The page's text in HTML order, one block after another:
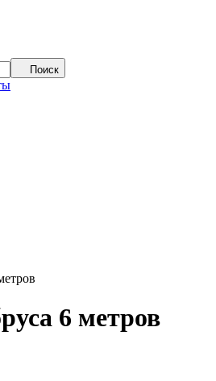
Поиск
6 метров